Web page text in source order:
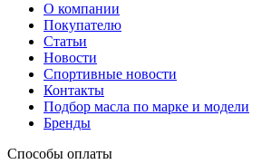
О компании
Покупателю
Статьи
Новости
Спортивные новости
Контакты
Подбор масла по марке и модели
Бренды
Способы оплаты